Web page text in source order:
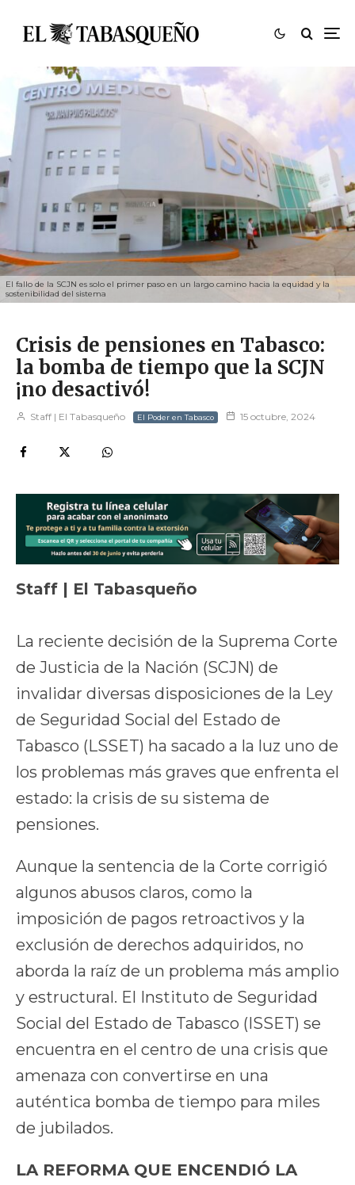
El fallo de la SCJN es solo el primer paso en un largo camino hacia la equidad y la
sostenibilidad del sistema
Crisis de pensiones en Tabasco:
la bomba de tiempo que la SCJN
¡no desactivó!
Staff | El Tabasqueño El Poder en Tabasco 15 octubre, 2024
Staff | El Tabasqueño
La reciente decisión de la Suprema Corte
de Justicia de la Nación (SCJN) de
invalidar diversas disposiciones de la Ley
de Seguridad Social del Estado de
Tabasco (LSSET) ha sacado a la luz uno de
los problemas más graves que enfrenta el
estado: la crisis de su sistema de
pensiones.
Aunque la sentencia de la Corte corrigió
algunos abusos claros, como la
imposición de pagos retroactivos y la
exclusión de derechos adquiridos, no
aborda la raíz de un problema más amplio
y estructural. El Instituto de Seguridad
Social del Estado de Tabasco (ISSET) se
encuentra en el centro de una crisis que
amenaza con convertirse en una
auténtica bomba de tiempo para miles
de jubilados.
LA REFORMA QUE ENCENDIÓ LA